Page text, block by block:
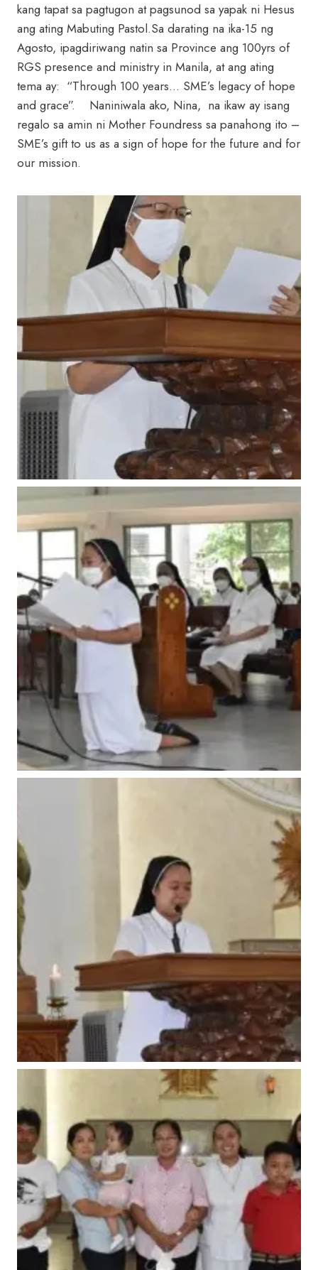
kang tapat sa pagtugon at pagsunod sa yapak ni Hesus
ang ating Mabuting Pastol.Sa darating na ika-15 ng
Agosto, ipagdiriwang natin sa Province ang 100yrs of
RGS presence and ministry in Manila, at ang ating
tema ay: “Through 100 years… SME’s legacy of hope
and grace”. Naniniwala ako, Nina, na ikaw ay isang
regalo sa amin ni Mother Foundress sa panahong ito –
SME’s gift to us as a sign of hope for the future and for
our mission.